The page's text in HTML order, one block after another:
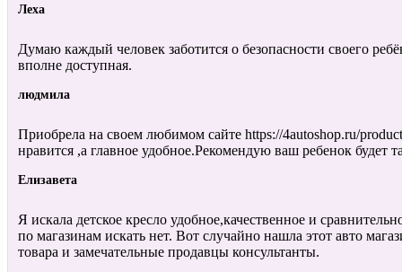
Леха
Думаю каждый человек заботится о безопасности своего
вполне доступная.
людмила
Приобрела на своем любимом сайте https://4autoshop.ru/
нравится ,а главное удобное.Рекомендую ваш ребенок будет
Елизавета
Я искала детское кресло удобное,качественное и
по магазинам искать нет. Вот случайно нашла этот авто
товара и замечательные продавцы консультанты.